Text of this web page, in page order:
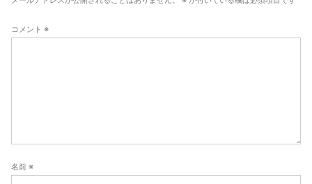
ョ
ンコメント ※
名前 ※